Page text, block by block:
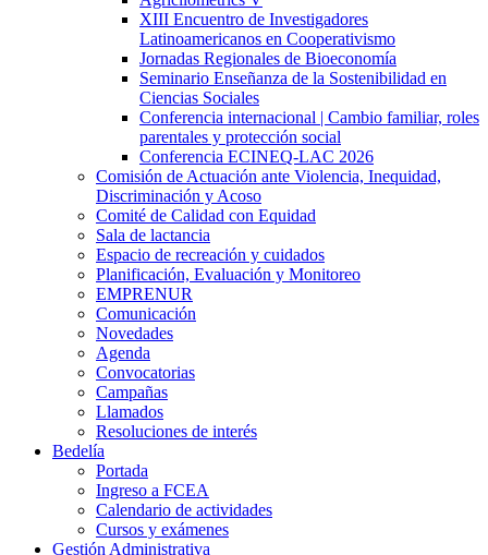
XIII Encuentro de Investigadores
Latinoamericanos en Cooperativismo
Jornadas Regionales de Bioeconomía
Seminario Enseñanza de la Sostenibilidad en
Ciencias Sociales
Conferencia internacional | Cambio familiar, roles
parentales y protección social
Conferencia ECINEQ-LAC 2026
Comisión de Actuación ante Violencia, Inequidad,
Discriminación y Acoso
Comité de Calidad con Equidad
Sala de lactancia
Espacio de recreación y cuidados
Planificación, Evaluación y Monitoreo
EMPRENUR
Comunicación
Novedades
Agenda
Convocatorias
Campañas
Llamados
Resoluciones de interés
Bedelía
Portada
Ingreso a FCEA
Calendario de actividades
Cursos y exámenes
Gestión Administrativa